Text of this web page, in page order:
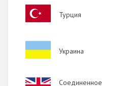
Image
Турция
Украина
Image
Соединенное